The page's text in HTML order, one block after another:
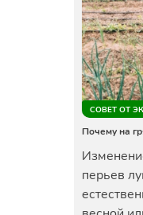
СОВЕТ ОТ
Почему на
перьев